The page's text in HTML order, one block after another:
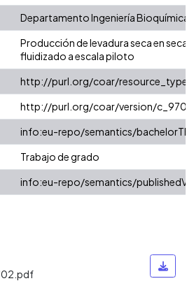
Departamento Ingeniería Bioquímica
Producción de levadura seca en
fluidizado a escala piloto
http://purl.org/coar/resource_type/
http://purl.org/coar/version/
info:eu-repo/semantics/
Trabajo de grado
info:eu-repo/semantics/